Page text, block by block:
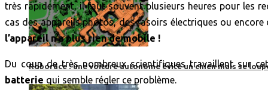
Roborace : une voiture autonome évite un chien mais se
très rapidement, il faut souvent plusieurs heures pour les
cas des appareils photos, des rasoirs électriques ou
l’appareil n’a plus rien de mobile !
Du coup de très nombreux scientifiques travaillent sur
batterie qui semble régler ce problème.